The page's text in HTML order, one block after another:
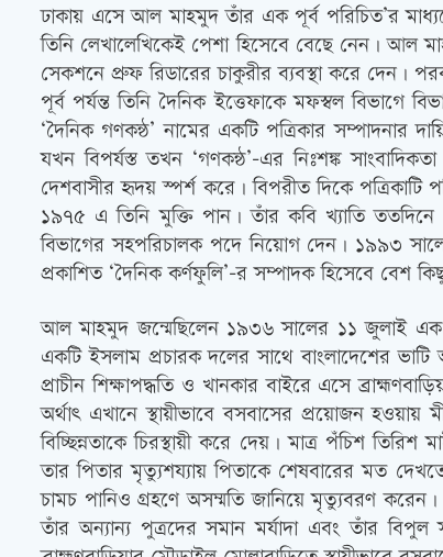
ঢাকায় এসে আল মাহমুদ তাঁর এক পূর্ব পরিচিত’র
তিনি লেখালেখিকেই পেশা হিসেবে বেছে নেন। আল
সেকশনে প্রুফ রিডারের চাকুরীর ব্যবস্থা করে দেন।
পূর্ব পর্যন্ত তিনি দৈনিক ইত্তেফাকে মফস্বল বিভাগে
‘দৈনিক গণকন্ঠ’ নামের একটি পত্রিকার সম্পাদনার
যখন বিপর্যস্ত তখন ‘গণকন্ঠ’-এর নিঃশঙ্ক
দেশবাসীর হৃদয় স্পর্শ করে। বিপরীত দিকে
১৯৭৫ এ তিনি মুক্তি পান। তাঁর কবি খ্যাতি ততদিনে
বিভাগের সহপরিচালক পদে নিয়োগ দেন। ১৯৯৩
প্রকাশিত ‘দৈনিক কর্ণফুলি’-র সম্পাদক হিসেবে বেশ
আল মাহমুদ জন্মেছিলেন ১৯৩৬ সালের ১১ জুলাই এক
একটি ইসলাম প্রচারক দলের সাথে বাংলাদেশের
প্রাচীন শিক্ষাপদ্ধতি ও খানকার বাইরে এসে
অর্থাত্‍ এখানে স্থায়ীভাবে বসবাসের প্রয়োজন
বিচ্ছিন্নতাকে চিরস্থায়ী করে দেয়। মাত্র পঁচিশ
তার পিতার মৃত্যুশয্যায় পিতাকে শেষবারের মত
চামচ পানিও গ্রহণে অসম্মতি জানিয়ে মৃত্যুবরণ
তাঁর অন্যান্য পুত্রদের সমান মর্যাদা এবং তাঁর